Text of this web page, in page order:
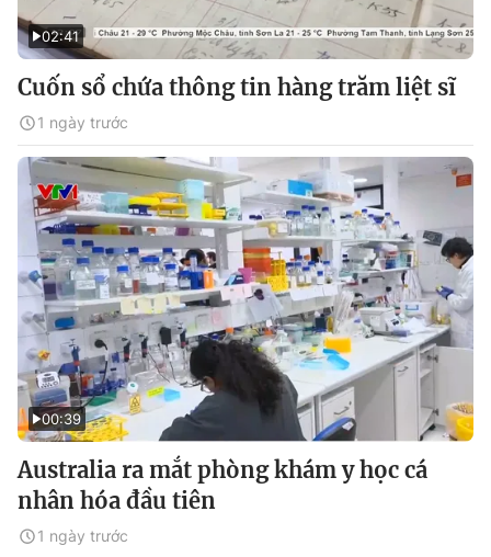
02:41
Cuốn sổ chứa thông tin hàng trăm liệt sĩ
1 ngày trước
00:39
Australia ra mắt phòng khám y học cá
nhân hóa đầu tiên
1 ngày trước